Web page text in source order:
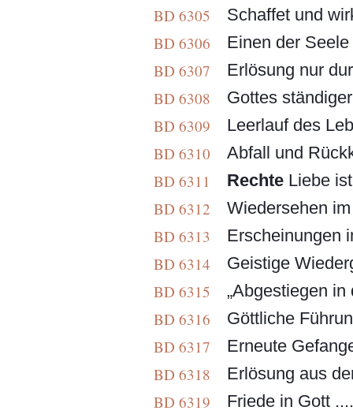
BD 6305
Schaffet und
BD 6306
Einen der
BD 6307
Erlösung nur
BD 6308
Gottes
BD 6309
Leerlauf des
BD 6310
Abfall und
BD 6311
Rechte Liebe
BD 6312
Wiedersehen
BD 6313
Erscheinungen
BD 6314
Geistige
BD 6315
„Abgestiegen in
BD 6316
Göttliche
BD 6317
Erneute
BD 6318
Erlösung aus
BD 6319
Friede in Gott ....